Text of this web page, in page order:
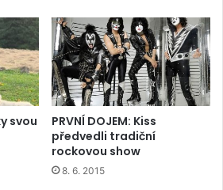
svou
PRVNÍ DOJEM: Kiss
předvedli tradiční
rockovou show
8. 6. 2015